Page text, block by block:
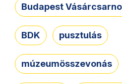
Budapest
BDK pusztulás
múzeumösszevonás